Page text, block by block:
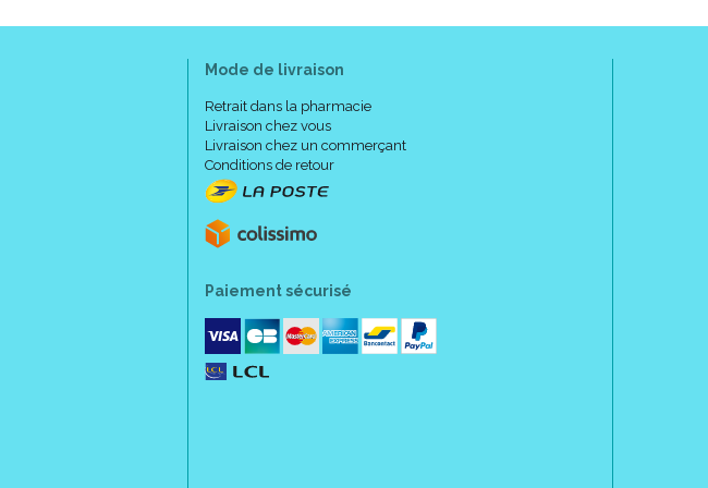
12g) dans le biberon.
Circulairement en le faisant rouler entre vos mains pendant 10 secondes,
Si vous utilisez une préparation infantile épaissie, adapter la tétine et diminuer la
Précautions d' emploi :
Conserver le produit à l'abri de la chaleur et de l' humidité.
Il est important de bien respecter l' appétit de l' enfant. S' il refuse de terminer son
Mode de livraison
Retrait dans la pharmacie
Livraison chez vous
Livraison chez un commerçant
Conditions de retour
Paiement sécurisé